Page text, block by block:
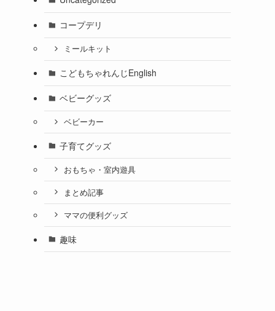
コープデリ
ミールキット
こどもちゃれんじEnglish
ベビーグッズ
ベビーカー
子育てグッズ
おもちゃ・室内遊具
まとめ記事
ママの便利グッズ
趣味